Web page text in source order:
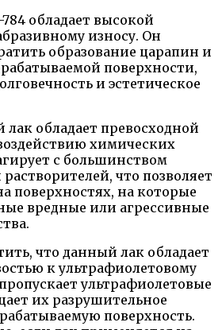
обладает высокой
износу. Он
образование царапин и
поверхности,
и эстетическое
обладает превосходной
химических
с большинством
что позволяет
поверхностях, на которые
вредные или агрессивные
что данный лак обладает
к ультрафиолетовому
ультрафиолетовые
их разрушительное
поверхность.